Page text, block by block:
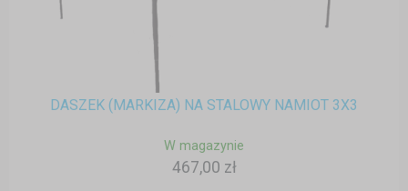
DASZEK (MARKIZA) NA STALOWY NAMIOT 3X3
W magazynie
467,00 zł